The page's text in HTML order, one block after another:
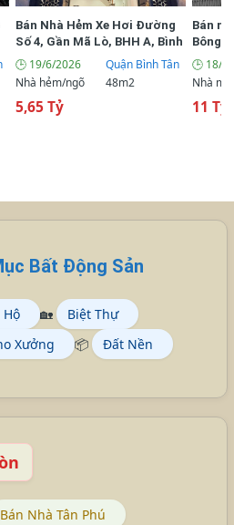
Tây
Bán Nhà Hẻm Xe Hơi Đường
Số 4, Gần Mã Lò, BHH A, Bình
Tân
🕒 19/6/2026
Quận Bình Tân
Nhà hẻm/ngõ
48m2
5,65 Tỷ
Bán
Bông
lưng
🕒 18/
Nhà
11
Bất Động Sản
Hộ 🏡
Biệt Thự
Xưởng 📦 Đất Nền
Bán Nhà Tân Phú